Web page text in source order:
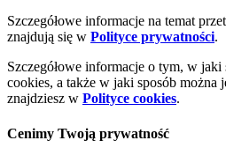
Szczegółowe informacje na temat
znajdują się w Polityce prywatności.
Szczegółowe informacje o tym, w
cookies, a także w jaki sposób można
znajdziesz w Polityce cookies.
Cenimy Twoją prywatność